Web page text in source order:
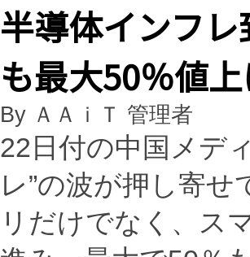
半導体インフ
も最大50％値
By ＡＡｉＴ 管理者
22日付の中国メデ
レ”の波が押し寄
リだけでなく、ス